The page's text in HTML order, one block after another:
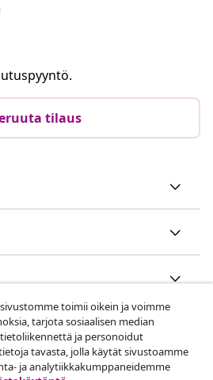
tilaus
toimii oikein ja voimme
tarjota sosiaalisen median
ja personoidut
tavasta, jolla käytät sivustoamme
ja analytiikkakumppaneidemme